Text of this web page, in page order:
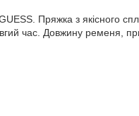
Пряжка з якісного
час. Довжину ременя,